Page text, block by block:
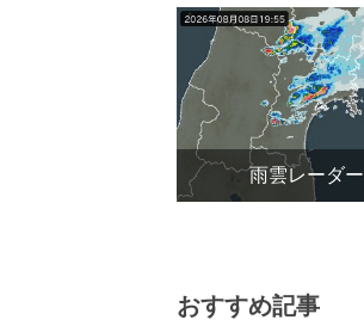
雨雲レーダー
おすすめ記事